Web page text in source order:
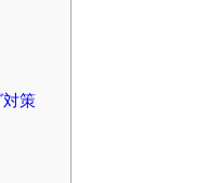
対策